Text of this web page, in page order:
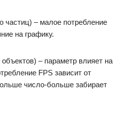
частиц) – малое потребление
на графику.
объектов) – параметр влияет на
FPS зависит от
число-больше забирает